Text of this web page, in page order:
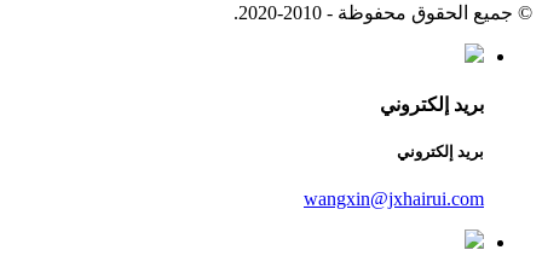
© جميع الحقوق محفوظة - 2010-2020.
بريد إلكتروني
بريد إلكتروني
wangxin@jxhairui.com